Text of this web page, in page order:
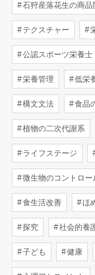
石狩産落花生の商品
テクスチャー
公認スポーツ栄養士
栄養管理 低栄
構文文法 食品
植物の二次代謝系
ライフステージ
微生物のコントロー
食生活改善 ほ
探究 社会的養
子ども 健康